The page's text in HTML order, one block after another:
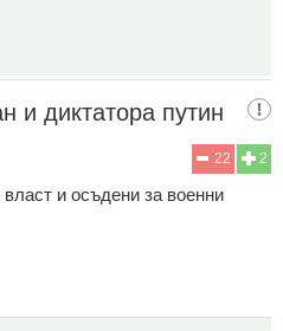
и диктатора путин
2
22
и осъдени за военни